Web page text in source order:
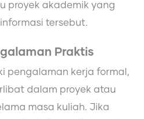
proyek akademik yang
tersebut.
Praktis
pengalaman kerja formal,
dalam proyek atau
masa kuliah. Jika